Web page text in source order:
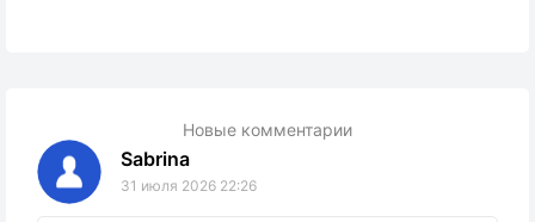
Новые комментарии
Sabrina
31 июля 2026 22:26